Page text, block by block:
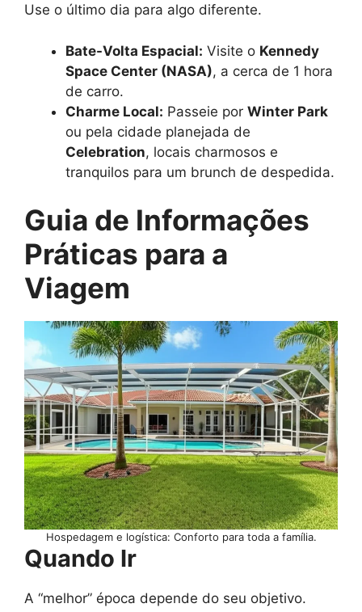
Use o último dia para algo diferente.
Bate-Volta Espacial: Visite o Kennedy
Space Center (NASA), a cerca de 1 hora
de carro.
Charme Local: Passeie por Winter Park
ou pela cidade planejada de
Celebration, locais charmosos e
tranquilos para um brunch de despedida.
Guia de Informações
Práticas para a
Viagem
Hospedagem e logística: Conforto para toda a família.
Quando Ir
A “melhor” época depende do seu objetivo.